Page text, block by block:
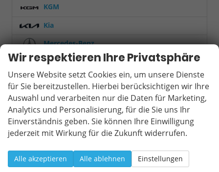
KGM
Kia
Mercedes-Benz
MINI
Mitsubishi
Nissan
Opel
Peugeot
Renault
Wir respektieren Ihre Privatsphäre
Unsere Website setzt Cookies ein, um unsere Dienste
für Sie bereitzustellen. Hierbei berücksichtigen wir Ihre
Auswahl und verarbeiten nur die Daten für Marketing,
Analytics und Personalisierung, für die Sie uns Ihr
Einverständnis geben. Sie können Ihre Einwilligung
jederzeit mit Wirkung für die Zukunft widerrufen.
Alle akzeptieren Alle ablehnen Einstellungen